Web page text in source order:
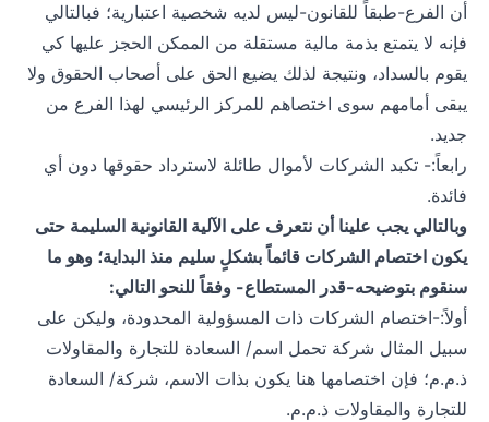
أن الفرع-طبقاً للقانون-ليس لديه شخصية اعتبارية؛ فبالتالي
فإنه لا يتمتع بذمة مالية مستقلة من الممكن الحجز عليها كي
يقوم بالسداد، ونتيجة لذلك يضيع الحق على أصحاب الحقوق ولا
يبقى أمامهم سوى اختصاهم للمركز الرئيسي لهذا الفرع من
جديد.
رابعاً:- تكبد الشركات لأموال طائلة لاسترداد حقوقها دون أي
فائدة.
وبالتالي يجب علينا أن نتعرف على الآلية القانونية السليمة حتى
يكون اختصام الشركات قائماً بشكلٍ سليم منذ البداية؛ وهو ما
سنقوم بتوضيحه-قدر المستطاع- وفقاً للنحو التالي:
أولاً:-اختصام الشركات ذات المسؤولية المحدودة، وليكن على
سبيل المثال شركة تحمل اسم/ السعادة للتجارة والمقاولات
ذ.م.م؛ فإن اختصامها هنا يكون بذات الاسم، شركة/ السعادة
للتجارة والمقاولات ذ.م.م.